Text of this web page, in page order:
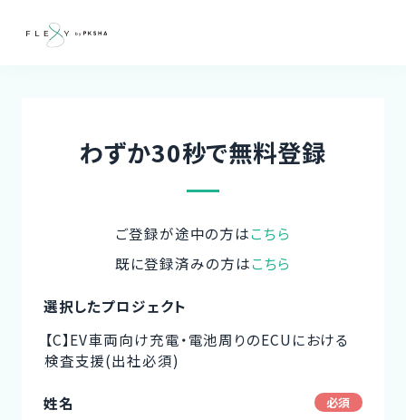
わずか30秒で無料登録
ご登録が途中の方はこちら
既に登録済みの方はこちら
選択したプロジェクト
【C】EV車両向け充電・電池周りのECUにおける
検査支援(出社必須)
姓名